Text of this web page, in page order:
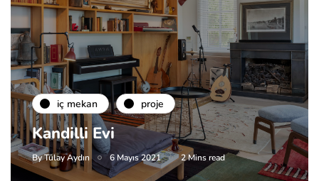
i̇ç mekan proje
Kandilli Evi
ByTülay Aydın 6 Mayıs 2021 2 Mins read